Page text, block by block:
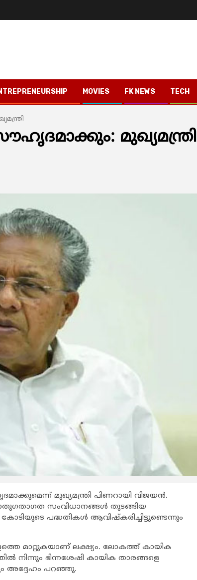
MOVIES FK NEWS TECH
മുഖ്യമന്ത്രി
മുഖ്യമന്ത്രി പിണറായി വിജയന്‍.
സംവിധാനങ്ങള്‍ തുടങ്ങിയ
പദ്ധതികള്‍ ആവിഷ്കരിച്ചിട്ടുണ്ടെന്നും
മാറ്റുകയാണ് ലക്ഷ്യം. ലോകത്ത് കായിക
നിന്നും ഭിന്നശേഷി കായിക താരങ്ങളെ
അദ്ദേഹം പറഞ്ഞു.